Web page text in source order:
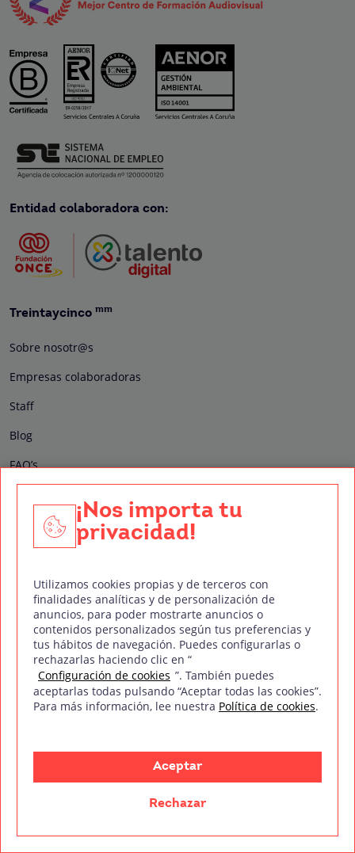
Entidad colaboradora con:
Treintaycinco mm
Sobre nosotr@s
Empresas colaboradoras
Staff
Blog
FAQ’s
Canal ético
Doblaje
DJ y Producción Musical
Diseño Gráfico
Fotografía Digital
Técnico de Sonido
¡Nos importa tu
privacidad!
Utilizamos cookies propias y de terceros con
finalidades analíticas y de personalización de
anuncios, para poder mostrarte anuncios o
contenidos personalizados según tus preferencias y
tus hábitos de navegación. Puedes configurarlas o
rechazarlas haciendo clic en “
Configuración de cookies ”. También puedes
aceptarlas todas pulsando “Aceptar todas las cookies”.
Para más información, lee nuestra Política de cookies.
Aceptar
Rechazar